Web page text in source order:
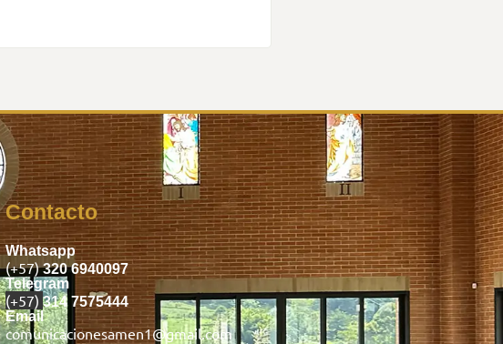
Contacto
Whatsapp
(+57)320 6940097
Telegram
(+57)314 7575444
Email
comunicacionesamen1@gmail.com